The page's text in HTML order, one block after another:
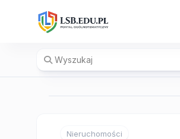
Nieruchomości